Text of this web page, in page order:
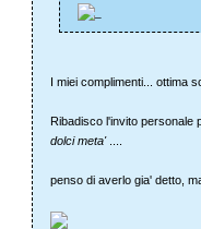
I miei complimenti... ottima
Ribadisco l'invito personale
dolci meta'
penso di averlo gia' detto,